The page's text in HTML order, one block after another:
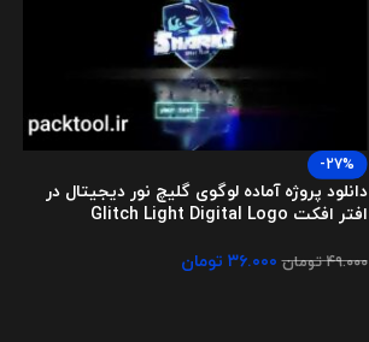
-27%
دانلود پروژه آماده لوگوی گلیچ نور دیجیتال در
افتر افکت Glitch Light Digital Logo
۴۹.۰۰۰تومان ۳۶.۰۰۰ تومان